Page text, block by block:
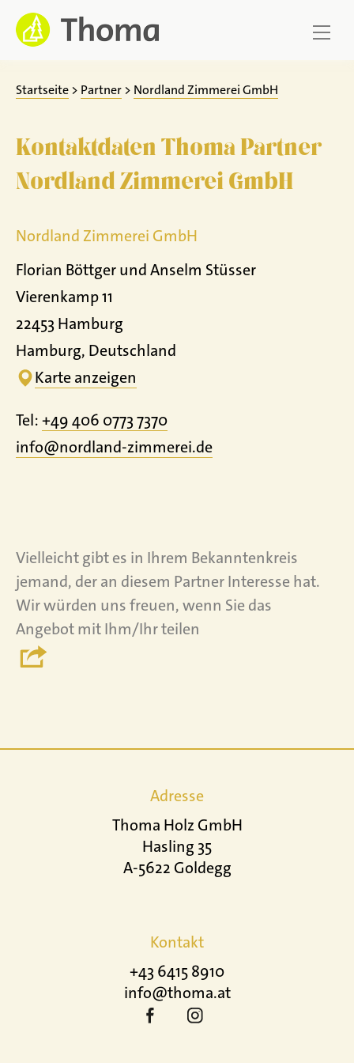
Zum
Inhalt
springen
Startseite > Partner > Nordland Zimmerei GmbH
Kontaktdaten Thoma Partner
Nordland Zimmerei GmbH
Nordland Zimmerei GmbH
Florian Böttger und Anselm Stüsser
Vierenkamp 11
22453 Hamburg
Hamburg, Deutschland
Karte anzeigen
Tel:+49 406 0773 7370
info@nordland-zimmerei.de
Vielleicht gibt es in Ihrem Bekanntenkreis
jemand, der an diesem Partner Interesse hat.
Wir würden uns freuen, wenn Sie das
Angebot mit Ihm/Ihr teilen
Adresse
Thoma Holz GmbH
Hasling 35
A-5622 Goldegg
Kontakt
+43 6415 8910
info@thoma.at